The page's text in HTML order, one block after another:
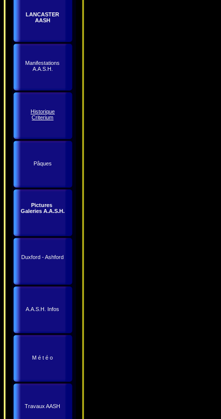
LANCASTER
AASH
Manifestations
A.A.S.H.
Historique
Criterium
Pâques
Pictures
Galeries A.A.S.H.
Duxford - Ashford
A.A.S.H. Infos
M é t é o
Travaux AASH